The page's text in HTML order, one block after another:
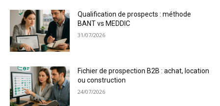
Qualification de prospects : méthode
BANT vs MEDDIC
31/07/2026
Fichier de prospection B2B : achat, location
ou construction
24/07/2026